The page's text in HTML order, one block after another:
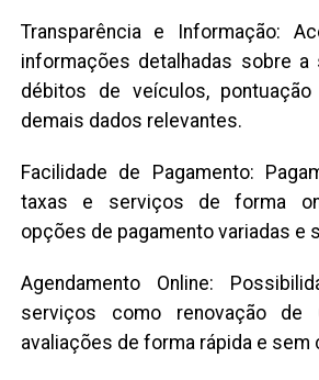
Transparência e Informação:
informações detalhadas sobre a
débitos de veículos,
demais dados relevantes.
Facilidade de Pagamento:
taxas e serviços de forma
opções de pagamento variadas e
Agendamento Online:
serviços como renovação de
avaliações de forma rápida e